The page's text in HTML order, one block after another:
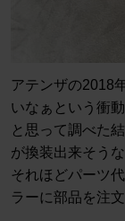
アテンザの2018
いなぁという衝
と思って調べた
が換装出来そう
それほどパーツ
ラーに部品を注